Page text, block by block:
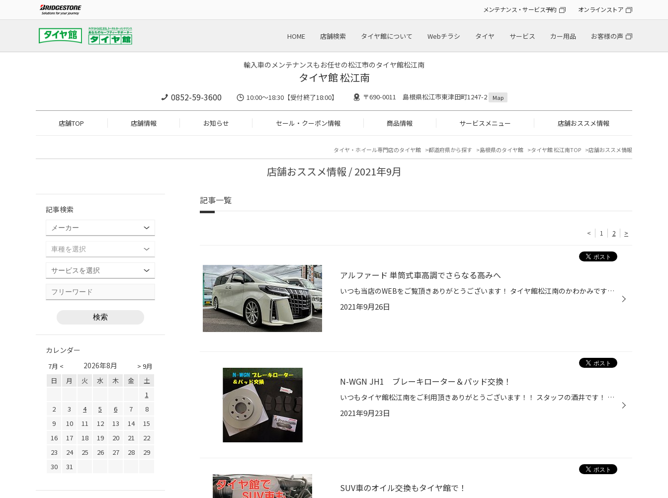
メンテナンス・サービス予約 オンラインストア
HOME 店舗検索 タイヤ館について Webチラシ タイヤ サービス カー用品 お客様の声
輸入車のメンテナンスもお任せの松江市のタイヤ館松江南
タイヤ館 松江南
0852-59-3600 10:00～18:30【受付終了18:00】 〒690-0011 島根県松江市東津田町1247-2 Map
店舗TOP 店舗情報 お知らせ セール・クーポン情報 商品情報 サービスメニュー 店舗おススメ情報
タイヤ・ホイール専門店のタイヤ館 都道府県から探す 島根県のタイヤ館 タイヤ館 松江南TOP 店舗おススメ情報
店舗おススメ情報 / 2021年9月
記事一覧
< 1 2 >
アルファード 単筒式車高調でさらなる高みへ
いつも当店のWEBをご覧頂きありがとうございます！ タイヤ館松江南のかわかみです！ 今回はアルファードの車高調取付けをご紹介！ 以前当店にてダウンサスを取付けさせて頂きましたが、 タナベNF210 の装着事例はコチラ 今回は乗り心地を高めるために さらなる高みへ挑戦！ テインさんの車高調【 MO...
2021年9月26日
N-WGN JH1 ブレーキローター＆パッド交換！
いつもタイヤ館松江南をご利用頂きありがとうございます！！ スタッフの酒井です！ さて本日はホンダ N-WGNのブレーキローター＆パッド交換！！ 当店は中国運輸局の認証工場（3S-560）ですので、 ブレーキの分解を伴う特定整備もお任せあれ！！ （※場合によってお断りする車種もございます。） 今回...
2021年9月23日
SUV車のオイル交換もタイヤ館で！
記事検索
カレンダー
7月 < > 9月
2026年8月
日 月 火 水 木 金
土
1
2
3 4 5 6 7
8
9
10 11 12 13 14
15
16
17 18 19 20 21
22
23
24 25 26 27 28
29
30
31